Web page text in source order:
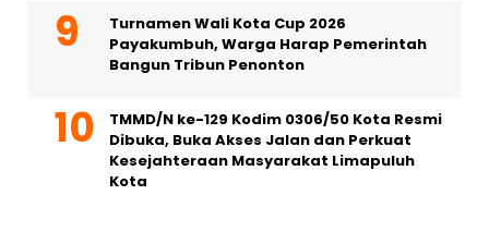
Turnamen Wali Kota Cup 2026
Payakumbuh, Warga Harap Pemerintah
Bangun Tribun Penonton
TMMD/N ke-129 Kodim 0306/50 Kota Resmi
Dibuka, Buka Akses Jalan dan Perkuat
Kesejahteraan Masyarakat Limapuluh
Kota